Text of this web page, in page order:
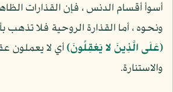
أسوأ أقسام الدنس ، فإن القذارات
ونحوه ، أما القذارة الروحية فلا
(عَلَى الَّذِينَ لا يَعْقِلُونَ)أي لا يعملون
والاستنارة.